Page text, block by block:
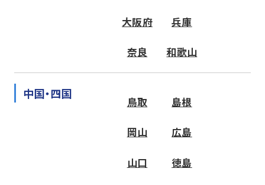
大阪府 兵庫
奈良 和歌山
中国・四国
鳥取 島根
岡山 広島
山口 徳島